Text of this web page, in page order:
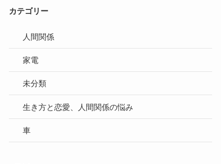
カテゴリー
人間関係
家電
未分類
生き方と恋愛、人間関係の悩み
車